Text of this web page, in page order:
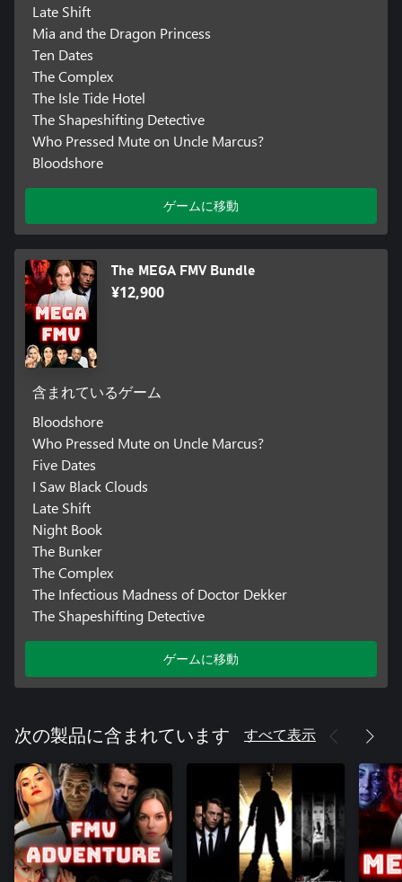
Late Shift
Mia and the Dragon Princess
Ten Dates
The Complex
The Isle Tide Hotel
The Shapeshifting Detective
Who Pressed Mute on Uncle Marcus?
Bloodshore
ゲームに移動
The MEGA FMV Bundle
¥12,900
含まれているゲーム
Bloodshore
Who Pressed Mute on Uncle Marcus?
Five Dates
I Saw Black Clouds
Late Shift
Night Book
The Bunker
The Complex
The Infectious Madness of Doctor Dekker
The Shapeshifting Detective
ゲームに移動
次の製品に含まれています すべて表示